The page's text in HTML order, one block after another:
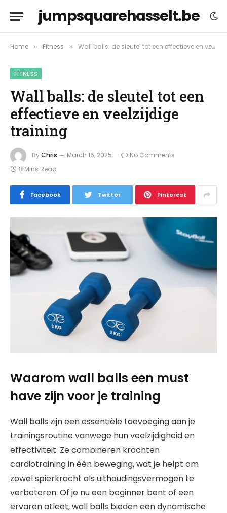
jumpsquarehasselt.be
Home » Fitness » Wall balls: de sleutel tot een effectieve en veelzijdige training
FITNESS
Wall balls: de sleutel tot een
effectieve en veelzijdige
training
ByChris March 16, 2025
No Comments
8 Mins Read
Facebook Twitter Pinterest
Waarom wall balls een must
have zijn voor je training
Wall balls zijn een essentiële toevoeging aan je
trainingsroutine vanwege hun veelzijdigheid en
effectiviteit. Ze combineren krachten
cardiotraining in één beweging, wat je helpt om
zowel spierkracht als uithoudingsvermogen te
verbeteren. Of je nu een beginner bent of een
ervaren atleet, wall balls bieden een dynamische